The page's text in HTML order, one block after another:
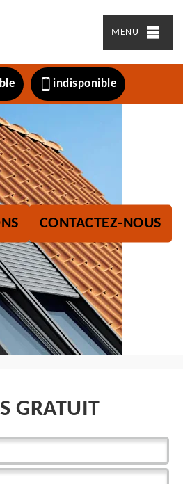
MENU
indisponible
CONTACTEZ-NOUS
GRATUIT